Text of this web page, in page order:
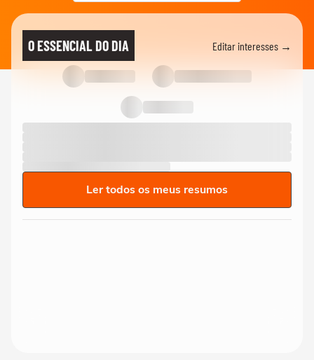
O ESSENCIAL DO DIA Editar interesses →
Ler todos os meus resumos